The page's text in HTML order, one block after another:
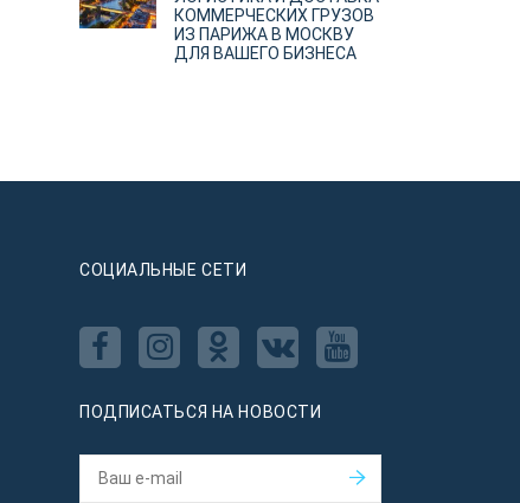
КОММЕРЧЕСКИХ ГРУЗОВ
ИЗ ПАРИЖА В МОСКВУ
ДЛЯ ВАШЕГО БИЗНЕСА
CОЦИАЛЬНЫЕ СЕТИ
ПОДПИСАТЬСЯ НА НОВОСТИ